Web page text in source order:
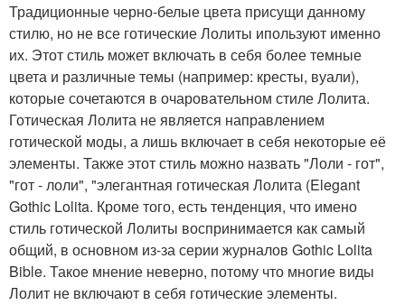
Традиционные черно-белые цвета присущи данному
стилю, но не все готические Лолиты ипользуют именно
их. Этот стиль может включать в себя более темные
цвета и различные темы (например: кресты, вуали),
которые сочетаются в очаровательном стиле Лолита.
Готическая Лолита не является направлением
готической моды, а лишь включает в себя некоторые её
элементы. Также этот стиль можно назвать "Лоли - гот",
"гот - лоли", "элегантная готическая Лолита (Elegant
Gothic Lolita. Кроме того, есть тенденция, что имено
стиль готической Лолиты воспринимается как самый
общий, в основном из-за серии журналов Gothic Lolita
Bible. Такое мнение неверно, потому что многие виды
Лолит не включают в себя готические элементы.